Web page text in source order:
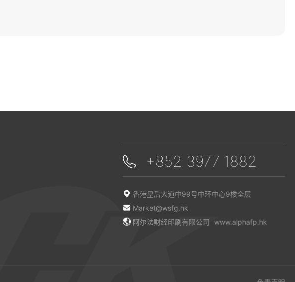
+852 3977 1882
香港皇后大道中99号中环中心9楼全层
Market@wsfg.hk
阿尔法财经印刷有限公司 www.alphafp.hk